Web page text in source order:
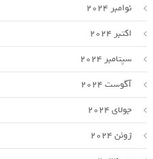
نوامبر 2024
اکتبر 2024
سپتامبر 2024
آگوست 2024
جولای 2024
ژوئن 2024